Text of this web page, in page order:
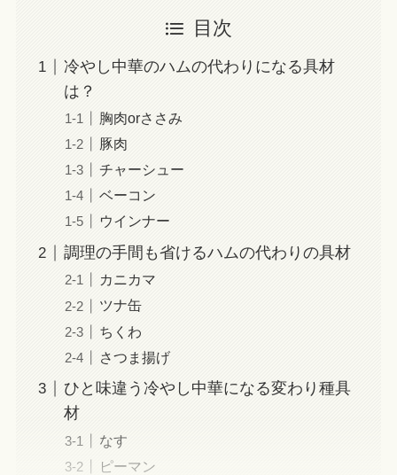
目次
冷やし中華のハムの代わりになる具材
は？
胸肉orささみ
豚肉
チャーシュー
ベーコン
ウインナー
調理の手間も省けるハムの代わりの具材
カニカマ
ツナ缶
ちくわ
さつま揚げ
ひと味違う冷やし中華になる変わり種具
材
なす
ピーマン